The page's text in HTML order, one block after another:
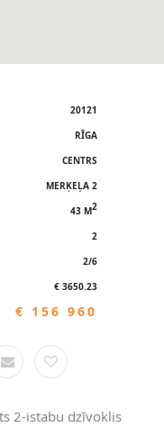
20121
RĪGA
CENTRS
MERĶEĻA 2
43 M2
2
2/6
€ 3650.23
€ 156 960
2-istabu dzīvoklis